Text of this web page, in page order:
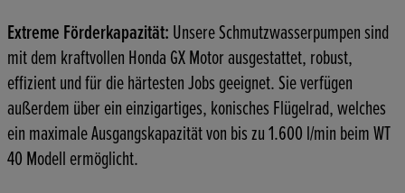
Extreme Förderkapazität: Unsere Schmutzwasserpumpen sind
mit dem kraftvollen Honda GX Motor ausgestattet, robust,
effizient und für die härtesten Jobs geeignet. Sie verfügen
außerdem über ein einzigartiges, konisches Flügelrad, welches
ein maximale Ausgangskapazität von bis zu 1.600 l/min beim WT
40 Modell ermöglicht.